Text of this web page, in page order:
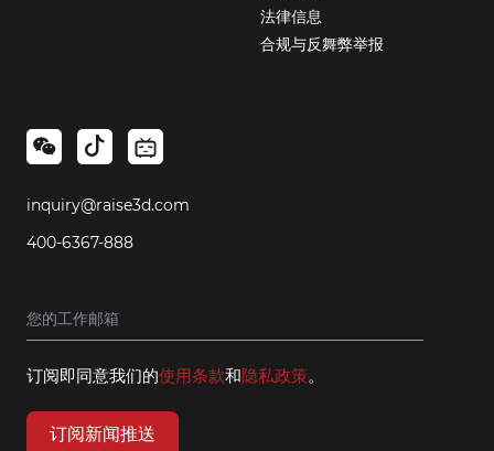
法律信息
合规与反舞弊举报
inquiry@raise3d.com
400-6367-888
订阅即同意我们的使用条款和隐私政策。
订阅新闻推送